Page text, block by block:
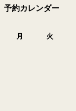
予約カレンダー
月
火